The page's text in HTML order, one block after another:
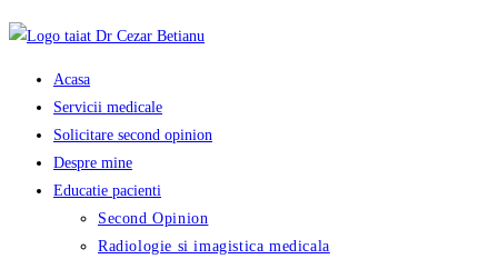
Skip
content Acasa
Servicii medicale
Solicitare second opinion
Despre mine
Educatie pacienti
Second Opinion
Radiologie si imagistica medicala